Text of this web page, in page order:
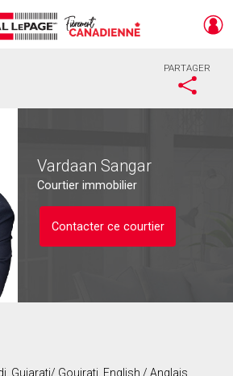
PARTAGER
Vardaan Sangar
Courtier immobilier
Contacter ce courtier
Gujarati/ Goujrati, English / Anglais